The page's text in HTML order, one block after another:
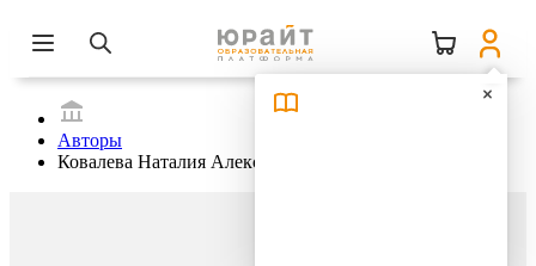
Авторы
Ковалева Наталия Алексеевна